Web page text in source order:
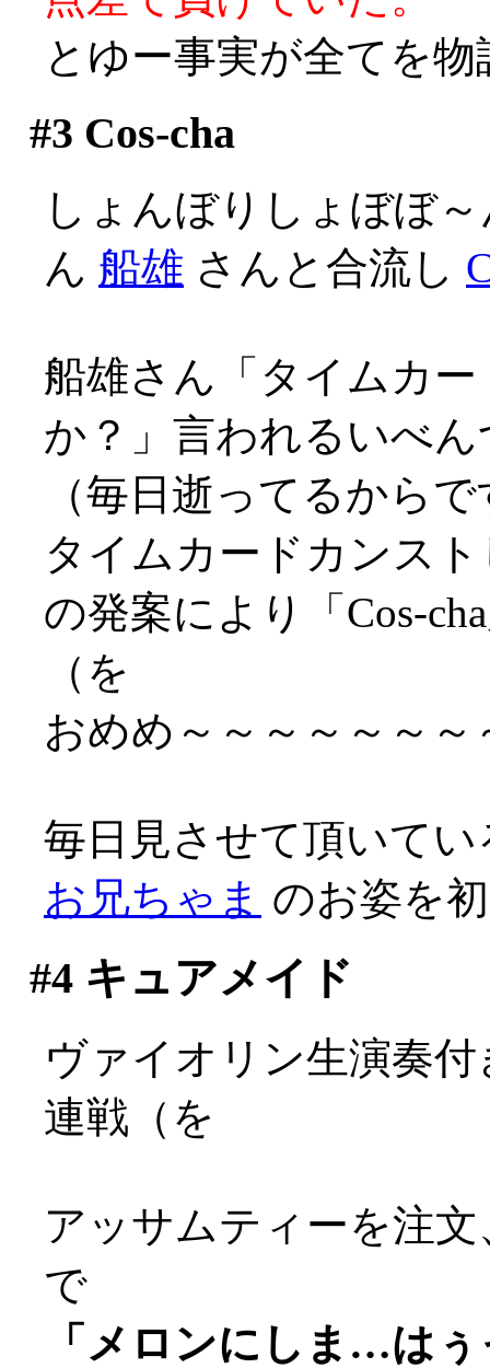
とゆー事実が全てを
#3 Cos-cha
しょんぼりしょぼぼ
ん 船雄 さんと合流し
船雄さん「タイムカ
か？」言われるいべ
（毎日逝ってるから
タイムカードカンス
の発案により「Cos-
（を
おめめ～～～～～～
毎日見させて頂いて
お兄ちゃま のお姿を
#4キュアメイド
ヴァイオリン生演奏
連戦（を
アッサムティーを注
で
「メロンにしま…はぅ